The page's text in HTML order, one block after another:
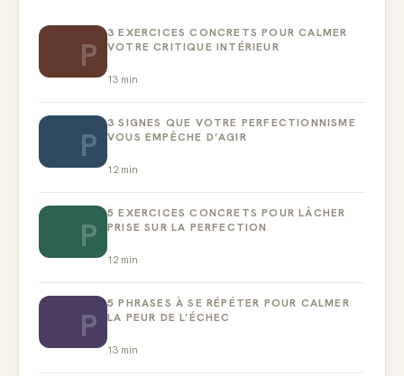
P
3 EXERCICES CONCRETS POUR CALMER
VOTRE CRITIQUE INTÉRIEUR
13 min
P
3 SIGNES QUE VOTRE PERFECTIONNISME
VOUS EMPÊCHE D’AGIR
12min
P
5 EXERCICES CONCRETS POUR LÂCHER
PRISE SUR LA PERFECTION
12min
P
5 PHRASES À SE RÉPÉTER POUR CALMER
LA PEUR DE L’ÉCHEC
13 min